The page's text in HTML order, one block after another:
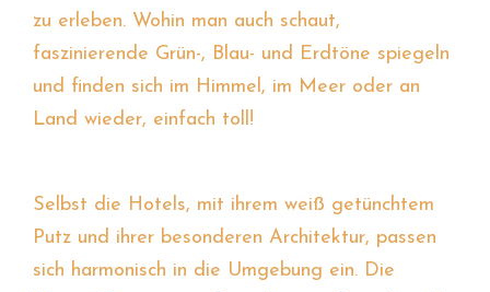
zu erleben. Wohin man auch schaut,
faszinierende Grün-, Blau- und Erdtöne spiegeln
und finden sich im Himmel, im Meer oder an
Land wieder, einfach toll!
Selbst die Hotels, mit ihrem weiß getünchtem
Putz und ihrer besonderen Architektur, passen
sich harmonisch in die Umgebung ein. Die